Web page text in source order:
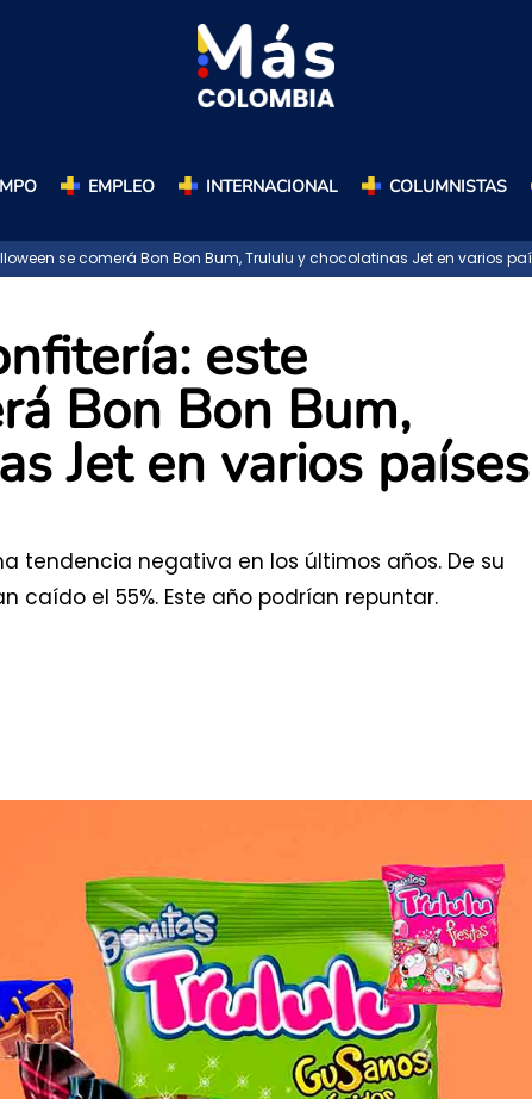
EMPLEO INTERNACIONAL COLUMNISTAS
se comerá Bon Bon Bum, Trululu y chocolatinas Jet en varios
este
Bon Bon Bum,
Jet en varios países
tendencia negativa en los últimos años. De su
caído el 55%. Este año podrían repuntar.